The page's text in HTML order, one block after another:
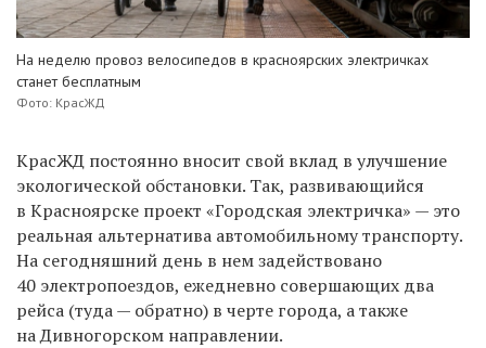
На неделю провоз велосипедов в красноярских электричках
станет бесплатным
Фото: КрасЖД
КрасЖД постоянно вносит свой вклад в улучшение
экологической обстановки. Так, развивающийся
в Красноярске проект «Городская электричка» — это
реальная альтернатива автомобильному транспорту.
На сегодняшний день в нем задействовано
40 электропоездов, ежедневно совершающих два
рейса (туда — обратно) в черте города, а также
на Дивногорском направлении.